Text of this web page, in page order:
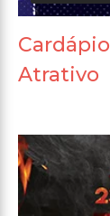
Atrativo